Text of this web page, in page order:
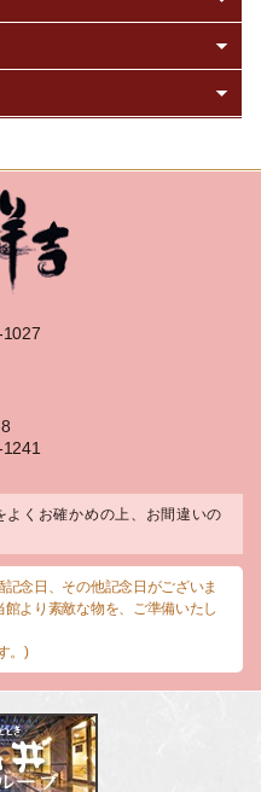
1027
くお確かめの上、お間違いの
念日、その他記念日がございま
より素敵な物を、ご準備いたし
。)